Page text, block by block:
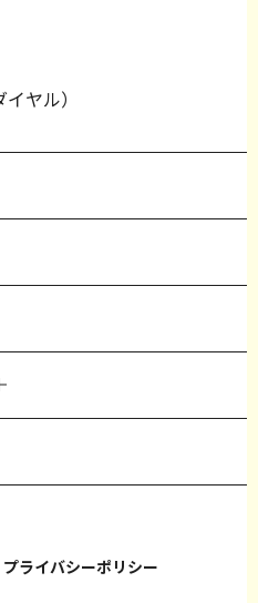
イヤル）
プライバシーポリシー